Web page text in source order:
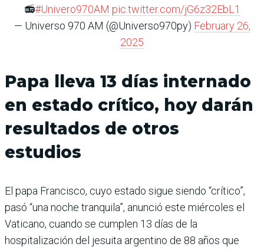
📻#Univero970AM pic.twitter.com/jG6z32EbL1
— Universo 970 AM (@Universo970py) February 26,
2025
Papa lleva 13 días internado
en estado crítico, hoy darán
resultados de otros
estudios
El papa Francisco, cuyo estado sigue siendo “crítico”,
pasó “una noche tranquila”, anunció este miércoles el
Vaticano, cuando se cumplen 13 días de la
hospitalización del jesuita argentino de 88 años que